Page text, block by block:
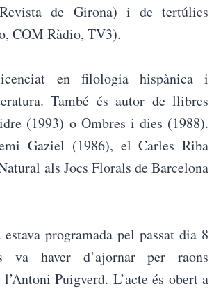
de Girona) i de tertúlies
COM Ràdio, TV3).
en filologia hispànica i
També és autor de llibres
(1993) o Ombres i dies (1988).
Gaziel (1986), el Carles Riba
als Jocs Florals de Barcelona
programada pel passat dia 8
haver d’ajornar per raons
Puigverd. L’acte és obert a